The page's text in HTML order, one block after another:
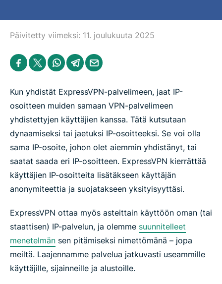
u
s
e
t
a
Päivitetty viimeksi: 11. joulukuuta 2025
S
h
a
e
i
n
a
c
e
b
o
o
S
h
a
e
i
n
w
t
t
e
r
S
h
a
e
i
n
h
a
t
s
a
p
S
h
a
e
i
n
e
e
g
r
a
S
h
a
e
b
y
m
a
i
l
Kun yhdistät ExpressVPN-palvelimeen, jaat IP-
osoitteen muiden samaan VPN-palvelimeen
yhdistettyjen käyttäjien kanssa. Tätä kutsutaan
dynaamiseksi tai jaetuksi IP-osoitteeksi. Se voi olla
sama IP-osoite, johon olet aiemmin yhdistänyt, tai
saatat saada eri IP-osoitteen. ExpressVPN kierrättää
käyttäjien IP-osoitteita lisätäkseen käyttäjän
anonymiteettia ja suojatakseen yksityisyyttäsi.
ExpressVPN ottaa myös asteittain käyttöön oman (tai
staattisen) IP-palvelun, ja olemme suunnitelleet
menetelmän sen pitämiseksi nimettömänä – jopa
meiltä. Laajennamme palvelua jatkuvasti useammille
käyttäjille, sijainneille ja alustoille.